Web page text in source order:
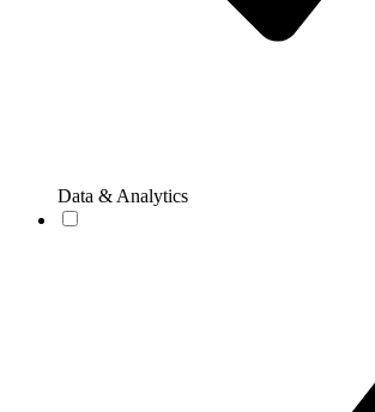
Data & Analytics